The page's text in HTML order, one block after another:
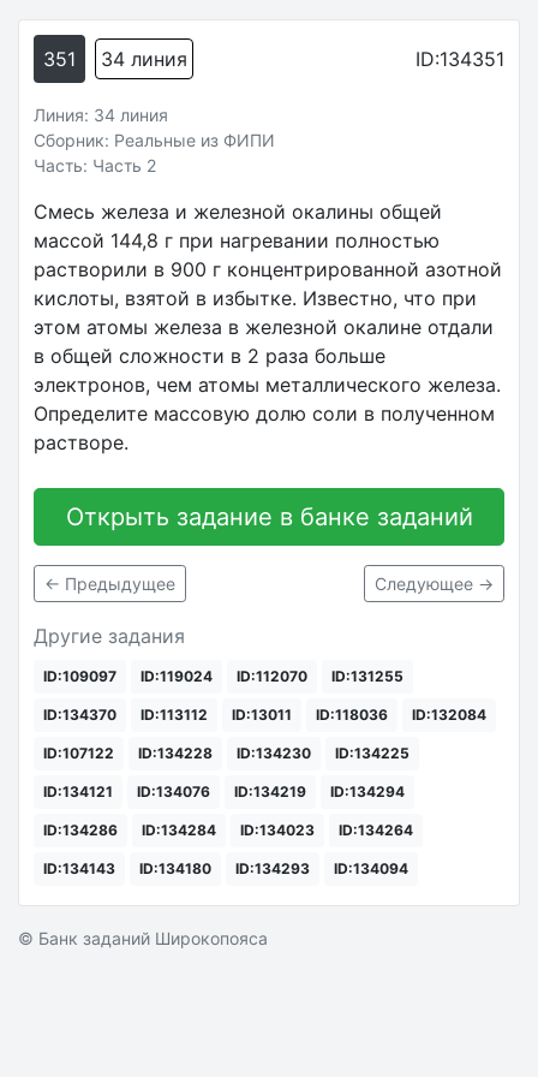
351 34 линия ID:134351
Линия: 34 линия
Сборник: Реальные из ФИПИ
Часть: Часть 2
Смесь железа и железной окалины общей
массой 144,8 г при нагревании полностью
растворили в 900 г концентрированной азотной
кислоты, взятой в избытке. Известно, что при
этом атомы железа в железной окалине отдали
в общей сложности в 2 раза больше
электронов, чем атомы металлического железа.
Определите массовую долю соли в полученном
растворе.
Открыть задание в банке заданий
← Предыдущее Следующее →
Другие задания
ID:109097 ID:119024 ID:112070 ID:131255
ID:134370 ID:113112 ID:13011 ID:118036 ID:132084
ID:107122 ID:134228 ID:134230 ID:134225
ID:134121 ID:134076 ID:134219 ID:134294
ID:134286 ID:134284 ID:134023 ID:134264
ID:134143 ID:134180 ID:134293 ID:134094
© Банк заданий Широкопояса